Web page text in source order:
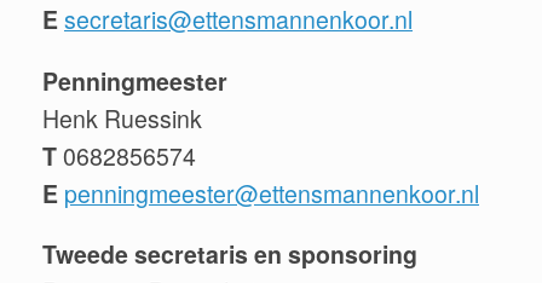
Esecretaris@ettensmannenkoor.nl
Penningmeester
Henk Ruessink
T0682856574
E penningmeester@ettensmannenkoor.nl
Tweede secretaris en sponsoring